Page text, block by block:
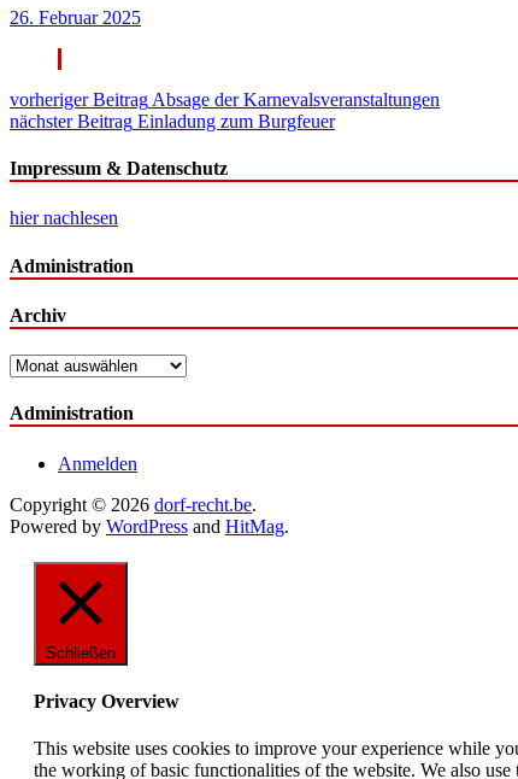
26. Februar 2025
Beitragsnavigation
vorheriger Beitrag Absage der Karnevalsveranstaltungen
nächster Beitrag Einladung zum Burgfeuer
Impressum & Datenschutz
hier nachlesen
Administration
Archiv
Archiv
Administration
Anmelden
Copyright © 2026 dorf-recht.be.
Powered by WordPress and HitMag.
Schließen
Privacy Overview
This website uses cookies to improve your experience while
the working of basic functionalities of the website. We also